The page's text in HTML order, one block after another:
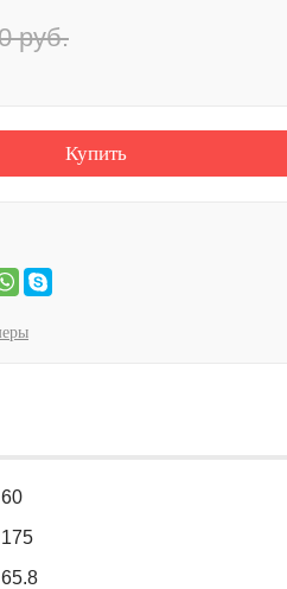
руб.
Купить
60
175
65.8